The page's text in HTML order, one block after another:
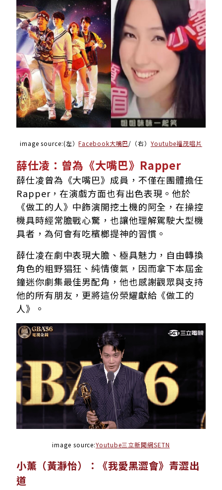
image source:(左）Facebook大嘴巴/（右） Youtube福茂唱片
薛仕凌：曾為 《大嘴巴》Rapper
薛仕凌曾為《大嘴巴》成員，不僅在團體擔任
Rapper，在演戲方面也有出色表現。他於
《做工的人》中飾演開挖土機的阿全，在操控
機具時經常膽戰心驚，也讓他理解駕駛大型機
具者，為何會有吃檳榔提神的習慣。
薛仕凌在劇中表現大膽、極具魅力，自由轉換
角色的粗野猖狂、純情傻氣，因而拿下本屆金
鐘迷你劇集最佳男配角，他也感謝觀眾與支持
他的所有朋友，更將這份榮耀獻給《做工的
人》。
image source:Youtube三立新聞網SETN
小薰（黃瀞怡）：《我愛黑澀會》青澀出
道